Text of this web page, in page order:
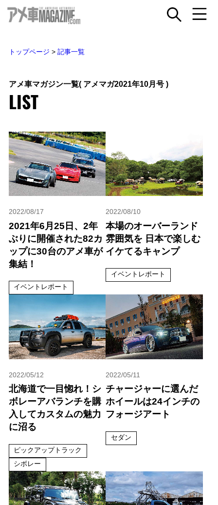
トップページ > 記事一覧
アメ車マガジン一覧( アメマガ2021年10月号 )
LIST
2022/08/17
2021年6月25日、2年
ぶりに開催された82カ
ップに30台のアメ車が
集結！
イベントレポート
2022/08/10
本場のオーバーランド
雰囲気を 日本で楽しむ
イケてるキャンプ
イベントレポート
2022/05/12
北海道で一目惚れ！シ
ボレーアバランチを購
入してカスタムの魅力
に沼る
ピックアップトラック
シボレー
2022/05/11
チャージャーに選んだ
ホイールは24インチの
フォージアート
セダン